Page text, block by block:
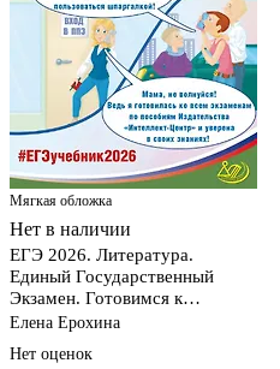
Мягкая обложка
Нет в наличии
ЕГЭ 2026. Литература.
Единый Государственный
Экзамен. Готовимся к
итоговой аттестации
Елена Ерохина
Нет оценок